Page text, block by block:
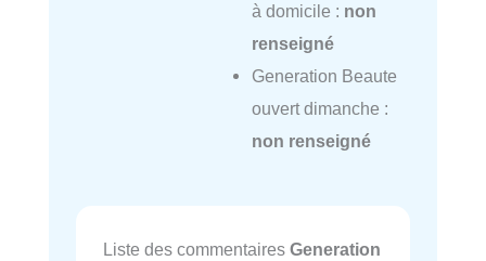
à domicile : non
renseigné
Generation Beaute
ouvert dimanche :
non renseigné
Liste des commentaires Generation